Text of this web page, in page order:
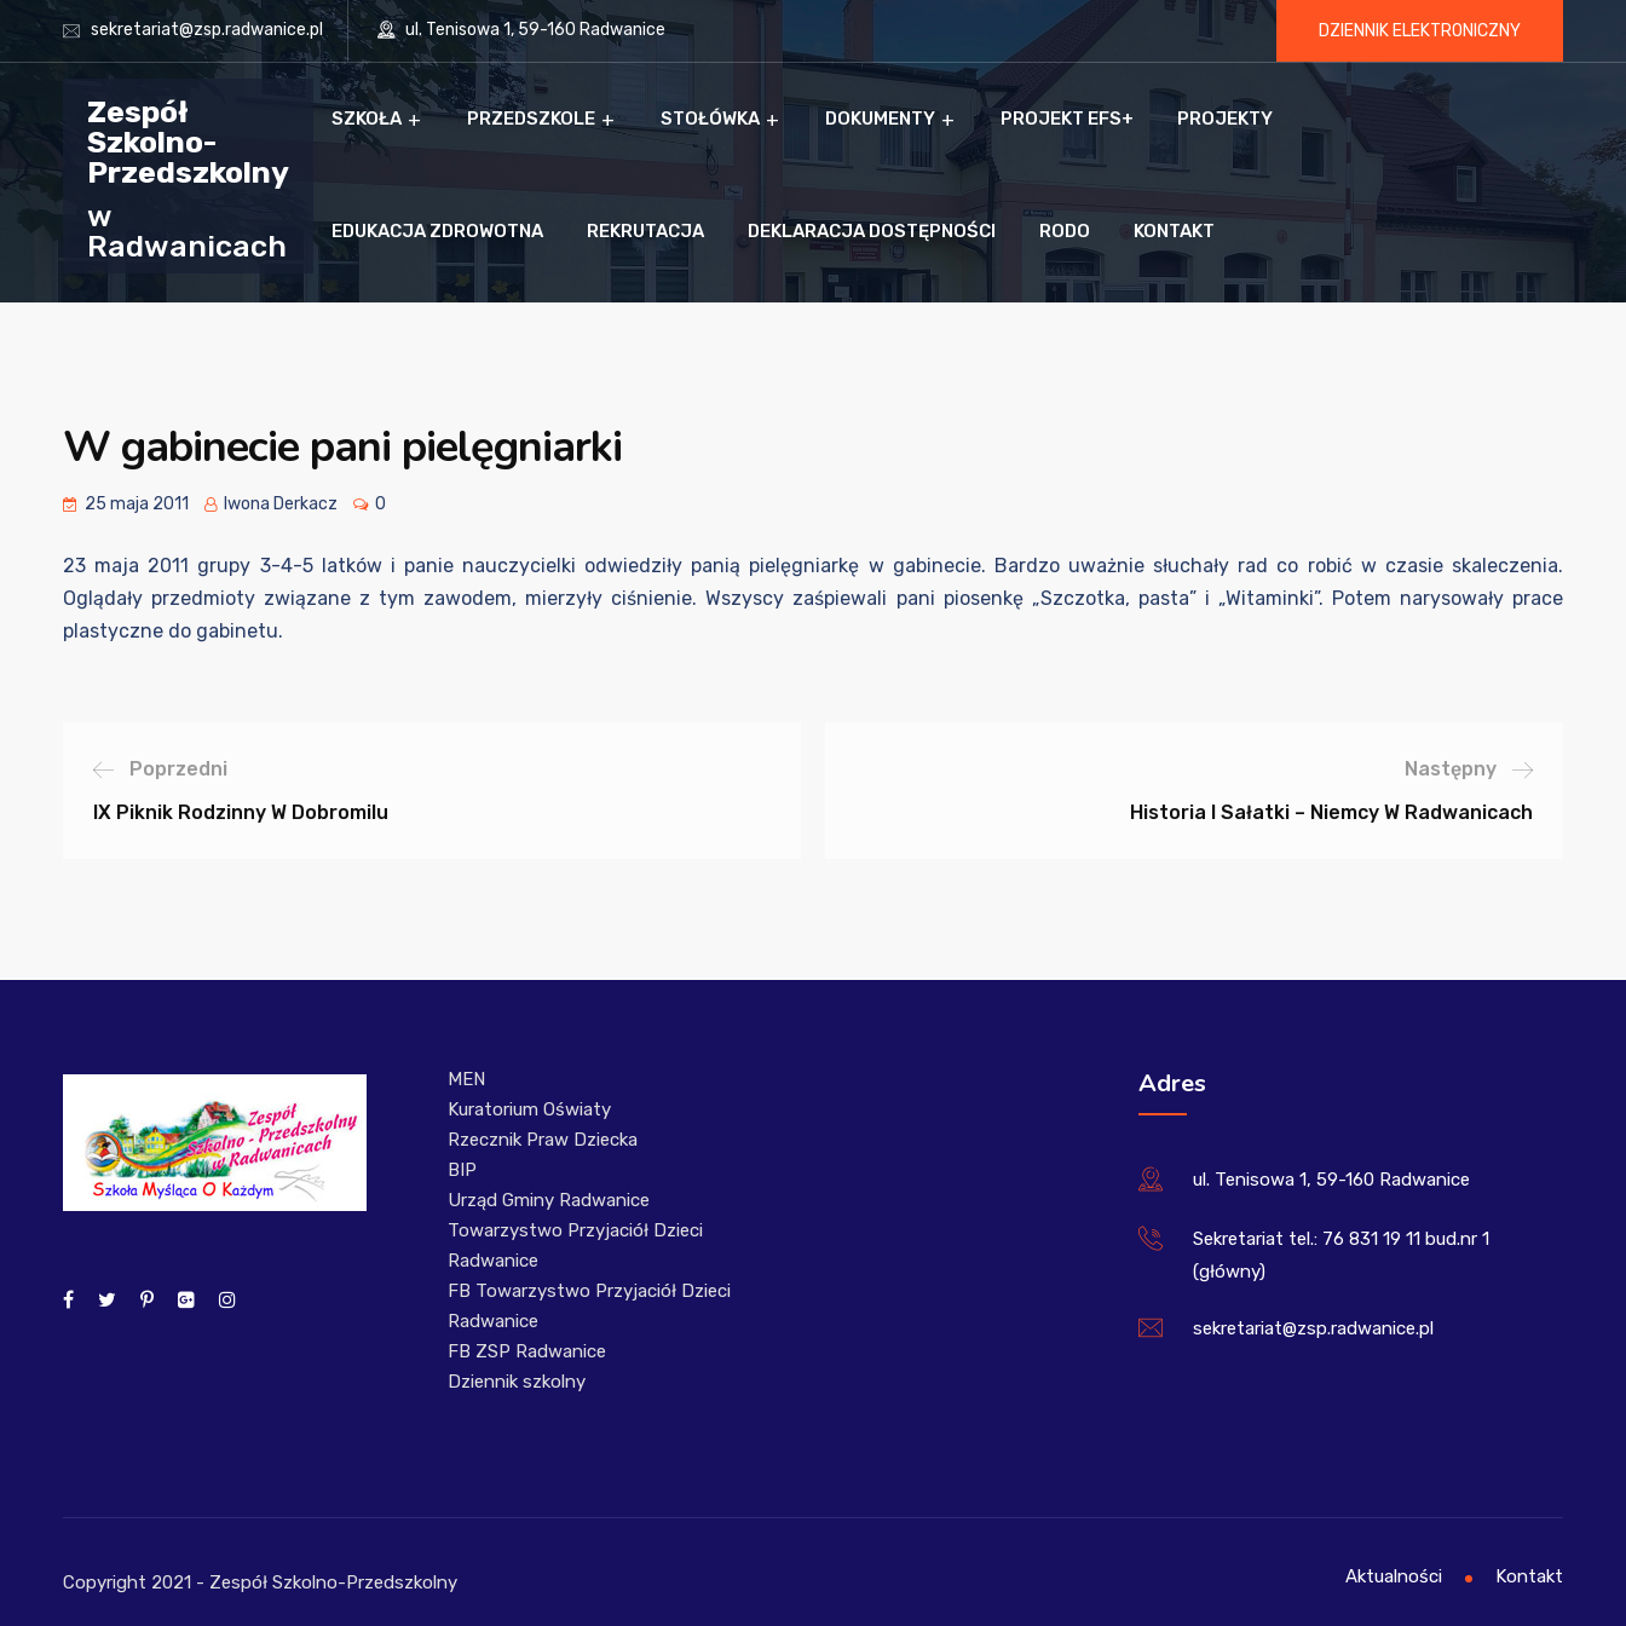
sekretariat@zsp.radwanice.pl ul. Tenisowa 1, 59-160 Radwanice DZIENNIK ELEKTRONICZNY
Zespół
Szkolno-
Przedszkolny
w
Radwanicach
SZKOŁA PRZEDSZKOLE STOŁÓWKA DOKUMENTY PROJEKT EFS+ PROJEKTY
EDUKACJA ZDROWOTNA REKRUTACJA DEKLARACJA DOSTĘPNOŚCI RODO KONTAKT
W gabinecie pani pielęgniarki
25 maja 2011 Iwona Derkacz 0
23 maja 2011 grupy 3-4-5 latków i panie nauczycielki odwiedziły panią pielęgniarkę w gabinecie. Bardzo uważnie słuchały rad co robić w czasie skaleczenia.
Oglądały przedmioty związane z tym zawodem, mierzyły ciśnienie. Wszyscy zaśpiewali pani piosenkę „Szczotka, pasta” i „Witaminki”. Potem narysowały prace
plastyczne do gabinetu.
Poprzedni
IX Piknik Rodzinny W Dobromilu
Następny
Historia I Sałatki – Niemcy W Radwanicach
MEN
Kuratorium Oświaty
Rzecznik Praw Dziecka
BIP
Urząd Gminy Radwanice
Towarzystwo Przyjaciół Dzieci
Radwanice
FB Towarzystwo Przyjaciół Dzieci
Radwanice
FB ZSP Radwanice
Dziennik szkolny
Adres
ul. Tenisowa 1, 59-160 Radwanice
Sekretariat tel.: 76 831 19 11 bud.nr 1
(główny)
sekretariat@zsp.radwanice.pl
Copyright 2021 - Zespół Szkolno-Przedszkolny Aktualności Kontakt